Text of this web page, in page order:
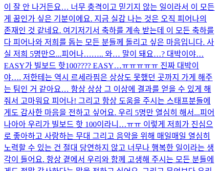
이 잘 안 나거든요… 너무 충격이고 믿기지 않는 일이라서 이 모든
게 꿈인가 싶은 기분이에요. 지금 실감 나는 것은 오직 피어나의
존재인 것 같네요. 여기저기서 축하를 계속 받는데 이 모든 축하를
다 피어나와 저희를 돕는 모든 분들께 돌리고 싶은 마음입니다. 사
실 저희 5명만으...피어나…….. 와… 말이 돼요…? 대박이야…
EASY가 빌보드 핫100???? EASY…ㅠㅠㅠㅠㅠ 진짜 대박이
야…. 저한테는 역시 르세라핌은 상상도 못했던 곳까지 가게 해주
는 팀인 거 같아요… 항상 상상 그 이상에 결과를 얻을 수 있게 해
줘서 고마워요 피어나! 그리고 항상 도움을 주시는 스태프분들에
게도 감사한 마음을 전하고 싶어요. 우리 5명만 열심히 해서...피어
나아아 우리가 빌보드 핫 100이라니…ㅠㅠ 이렇게 저희가 진심으
로 좋아하고 사랑하는 무대 그리고 음악을 위해 매일매일 열심히
노력할 수 있는 건 절대 당연하지 않고 너무나 행복한 일이라는 생
각이 들어요. 항상 곁에서 우리와 함께 고생해 주시는 모든 분들에